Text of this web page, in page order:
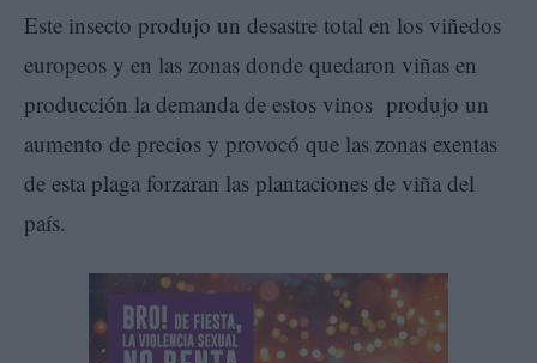
Este insecto produjo un desastre total en los viñedos
europeos y en las zonas donde quedaron viñas en
producción la demanda de estos vinos produjo un
aumento de precios y provocó que las zonas exentas
de esta plaga forzaran las plantaciones de viña del
país.